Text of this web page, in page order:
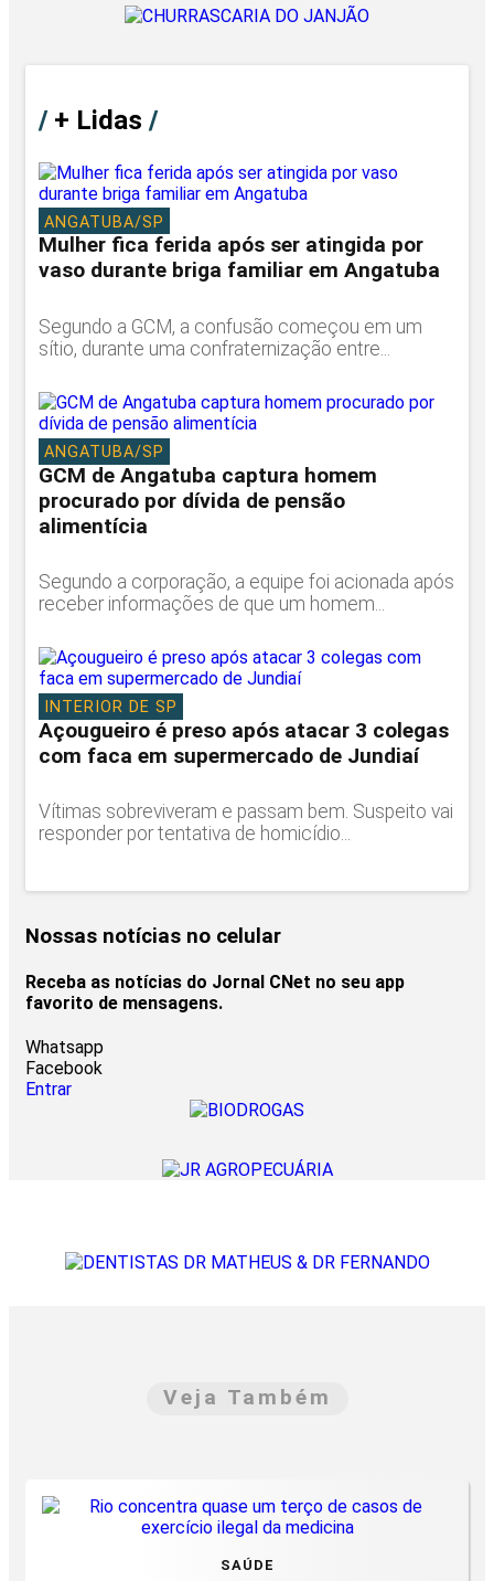
/+ Lidas /
ANGATUBA/SP
Mulher fica ferida após ser atingida por
vaso durante briga familiar em Angatuba
Segundo a GCM, a confusão começou em um
sítio, durante uma confraternização entre...
ANGATUBA/SP
GCM de Angatuba captura homem
procurado por dívida de pensão
alimentícia
Segundo a corporação, a equipe foi acionada após
receber informações de que um homem...
INTERIOR DE SP
Açougueiro é preso após atacar 3 colegas
com faca em supermercado de Jundiaí
Vítimas sobreviveram e passam bem. Suspeito vai
responder por tentativa de homicídio...
Nossas notícias no celular
Receba as notícias do Jornal CNet no seu app
favorito de mensagens.
Whatsapp
Facebook
Entrar
Veja Também
SAÚDE